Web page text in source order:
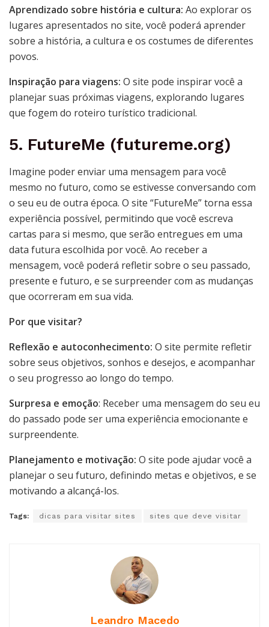
Aprendizado sobre história e cultura: Ao explorar os
lugares apresentados no site, você poderá aprender
sobre a história, a cultura e os costumes de diferentes
povos.
Inspiração para viagens: O site pode inspirar você a
planejar suas próximas viagens, explorando lugares
que fogem do roteiro turístico tradicional.
5. FutureMe (futureme.org)
Imagine poder enviar uma mensagem para você
mesmo no futuro, como se estivesse conversando com
o seu eu de outra época. O site “FutureMe” torna essa
experiência possível, permitindo que você escreva
cartas para si mesmo, que serão entregues em uma
data futura escolhida por você. Ao receber a
mensagem, você poderá refletir sobre o seu passado,
presente e futuro, e se surpreender com as mudanças
que ocorreram em sua vida.
Por que visitar?
Reflexão e autoconhecimento: O site permite refletir
sobre seus objetivos, sonhos e desejos, e acompanhar
o seu progresso ao longo do tempo.
Surpresa e emoção: Receber uma mensagem do seu eu
do passado pode ser uma experiência emocionante e
surpreendente.
Planejamento e motivação: O site pode ajudar você a
planejar o seu futuro, definindo metas e objetivos, e se
motivando a alcançá-los.
Tags: dicas para visitar sites sites que deve visitar
Leandro Macedo